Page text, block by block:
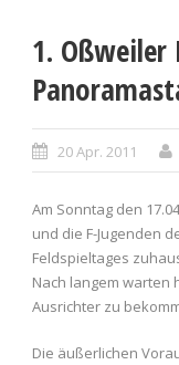
1. Oßweiler
20 Apr. 2011
Am Sonntag den
und die F-Jugenden
Feldspieltages
Nach langem warten
Ausrichter zu
Die äußerlichen